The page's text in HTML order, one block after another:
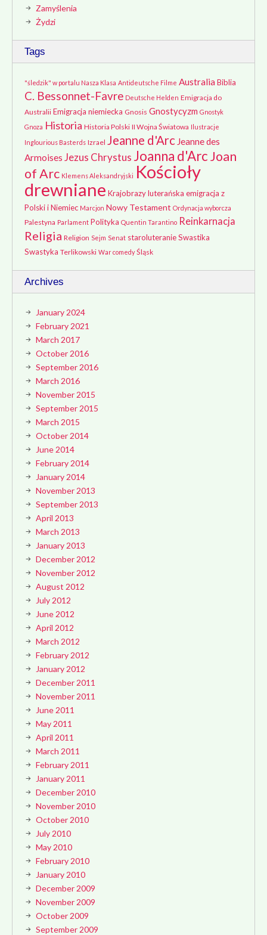
Zamyślenia
Żydzi
Tags
"śledzik" w portalu Nasza Klasa Antideutsche Filme AustraliaBiblia
C. Bessonnet-Favre Deutsche Helden Emigracja do
Australii Emigracja niemiecka Gnosis Gnostycyzm Gnostyk
Gnoza Historia Historia Polski II Wojna Światowa Ilustracje
Inglourious Basterds Izrael Jeanne d'Arc Jeanne des
Armoises Jezus Chrystus Joanna d'ArcJoan
of Arc Klemens Aleksandryjski Kościoły
drewniane Krajobrazyluterańska emigracja z
Polski i Niemiec Marcjon Nowy Testament Ordynacja wyborcza
Palestyna Parlament Polityka Quentin Tarantino Reinkarnacja
Religia Religion Sejm Senat staroluteranieSwastika
Swastyka Terlikowski War comedy Śląsk
Archives
January 2024
February 2021
March 2017
October 2016
September 2016
March 2016
November 2015
September 2015
March 2015
October 2014
June 2014
February 2014
January 2014
November 2013
September 2013
April 2013
March 2013
January 2013
December 2012
November 2012
August 2012
July 2012
June 2012
April 2012
March 2012
February 2012
January 2012
December 2011
November 2011
June 2011
May 2011
April 2011
March 2011
February 2011
January 2011
December 2010
November 2010
October 2010
July 2010
May 2010
February 2010
January 2010
December 2009
November 2009
October 2009
September 2009